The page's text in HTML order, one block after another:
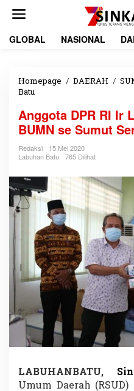
GLOBAL NASIONAL
Homepage / DAERAH /
Batu
g
g
o
t
a
P
R
R
r
L
a
m
h
o
S
i
a
a
d
Anggota DPR RI Ir
BUMN se Sumut
Redaksi
15 Mei 2020
Labuhan Batu
765 Dilihat
LABUHANBATU,
Umum Daerah